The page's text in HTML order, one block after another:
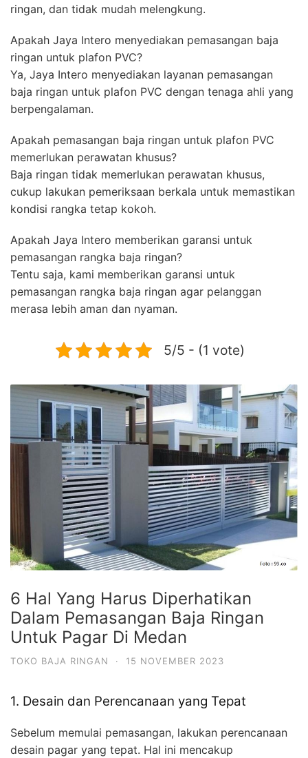
ringan, dan tidak mudah melengkung.
Apakah Jaya Intero menyediakan pemasangan baja
ringan untuk plafon PVC?
Ya, Jaya Intero menyediakan layanan pemasangan
baja ringan untuk plafon PVC dengan tenaga ahli yang
berpengalaman.
Apakah pemasangan baja ringan untuk plafon PVC
memerlukan perawatan khusus?
Baja ringan tidak memerlukan perawatan khusus,
cukup lakukan pemeriksaan berkala untuk memastikan
kondisi rangka tetap kokoh.
Apakah Jaya Intero memberikan garansi untuk
pemasangan rangka baja ringan?
Tentu saja, kami memberikan garansi untuk
pemasangan rangka baja ringan agar pelanggan
merasa lebih aman dan nyaman.
5/5 - (1 vote)
6 Hal Yang Harus Diperhatikan
Dalam Pemasangan Baja Ringan
Untuk Pagar Di Medan
TOKO BAJA RINGAN · 15 NOVEMBER 2023
1. Desain dan Perencanaan yang Tepat
Sebelum memulai pemasangan, lakukan perencanaan
desain pagar yang tepat. Hal ini mencakup